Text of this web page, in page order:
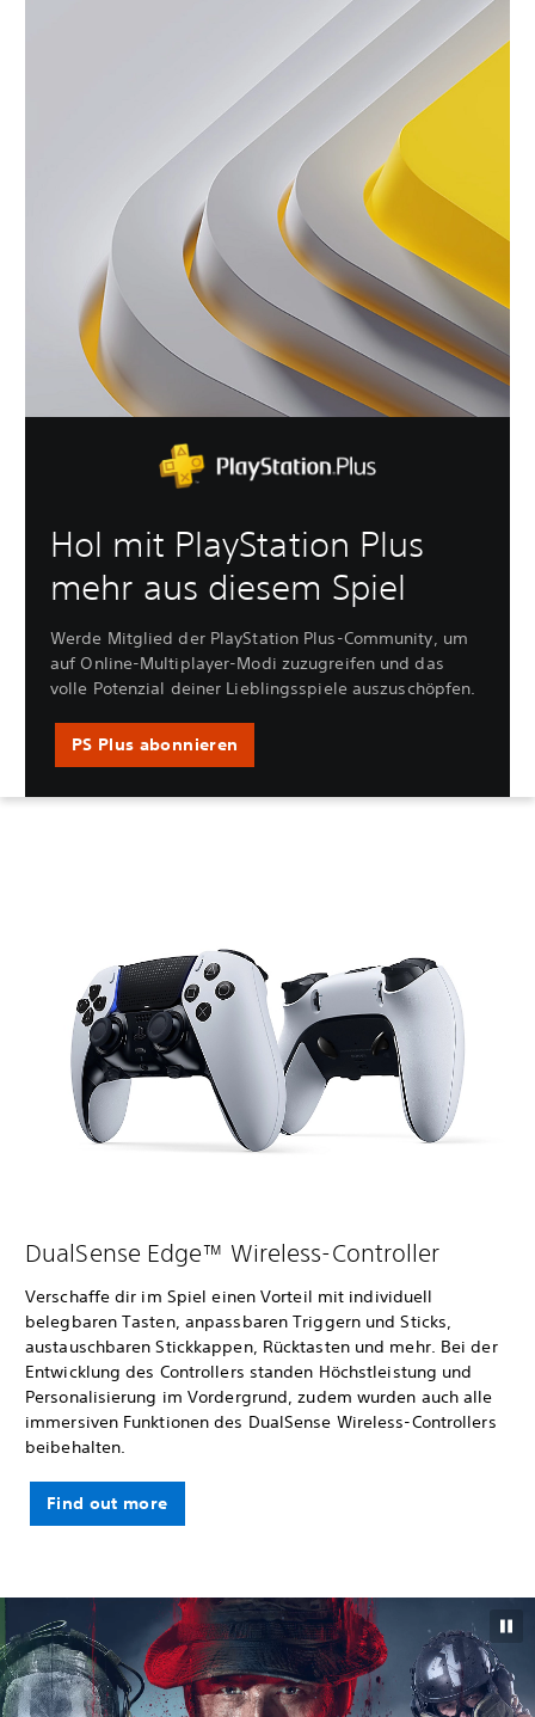
Hol mit PlayStation Plus
mehr aus diesem Spiel
Werde Mitglied der PlayStation Plus-Community, um
auf Online-Multiplayer-Modi zuzugreifen und das
volle Potenzial deiner Lieblingsspiele auszuschöpfen.
PS Plus abonnieren
DualSense Edge™ Wireless-Controller
Verschaffe dir im Spiel einen Vorteil mit individuell
belegbaren Tasten, anpassbaren Triggern und Sticks,
austauschbaren Stickkappen, Rücktasten und mehr. Bei der
Entwicklung des Controllers standen Höchstleistung und
Personalisierung im Vordergrund, zudem wurden auch alle
immersiven Funktionen des DualSense Wireless-Controllers
beibehalten.
Find out more